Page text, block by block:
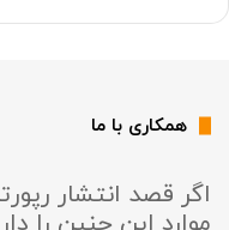
همکاری با ما
اگر قصد انتشار